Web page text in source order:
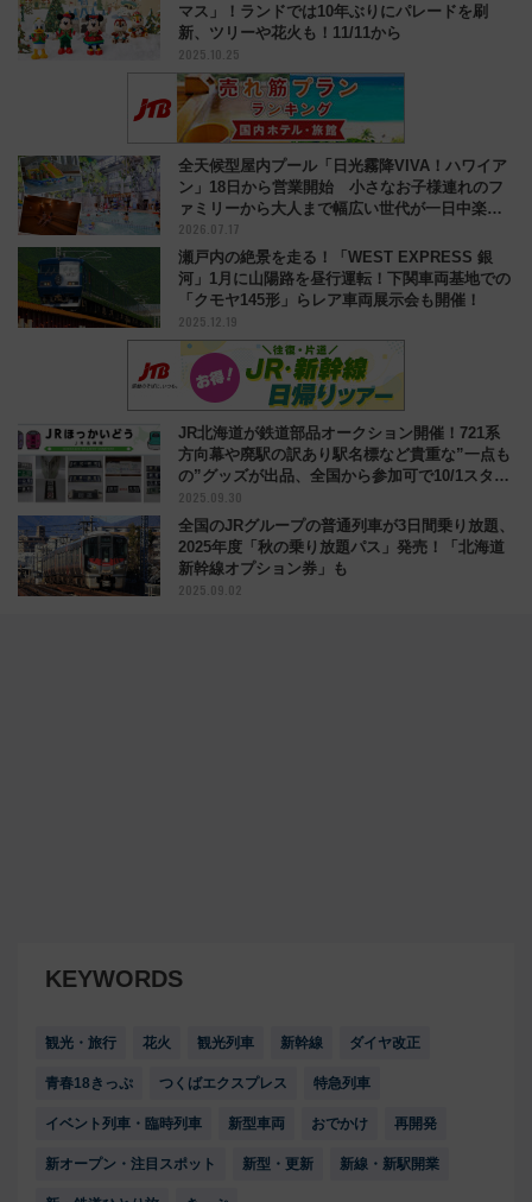
マス」！ランドでは10年ぶりにパレードを刷
新、ツリーや花火も！11/11から
2025.10.25
全天候型屋内プール「日光霧降VIVA！ハワイア
ン」18日から営業開始 小さなお子様連れのフ
ァミリーから大人まで幅広い世代が一日中楽し
る夏のリゾートを楽しんで
2026.07.17
瀬戸内の絶景を走る！「WEST EXPRESS 銀
河」1月に山陽路を昼行運転！下関車両基地での
「クモヤ145形」らレア車両展示会も開催！
2025.12.19
JR北海道が鉄道部品オークション開催！721系
方向幕や廃駅の訳あり駅名標など貴重な”一点も
の”グッズが出品、全国から参加可で10/1スター
ト
2025.09.30
全国のJRグループの普通列車が3日間乗り放題、
2025年度「秋の乗り放題パス」発売！「北海道
新幹線オプション券」も
2025.09.02
KEYWORDS
観光・旅行 花火 観光列車 新幹線 ダイヤ改正
青春18きっぷ つくばエクスプレス 特急列車
イベント列車・臨時列車 新型車両 おでかけ 再開発
新オープン・注目スポット 新型・更新 新線・新駅開業